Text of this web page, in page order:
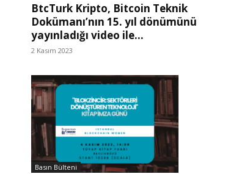
BtcTurk Kripto, Bitcoin Teknik
Dokümanı’nın 15. yıl dönümünü
yayınladığı video ile...
2 Kasım 2023
Basın Bülteni